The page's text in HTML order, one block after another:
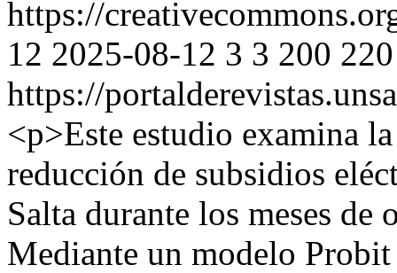
https://
12 2025-08-12 3 3 200 220
https://
<p>Este estudio examina
reducción de subsidios
Salta durante los meses
Mediante un modelo Probit